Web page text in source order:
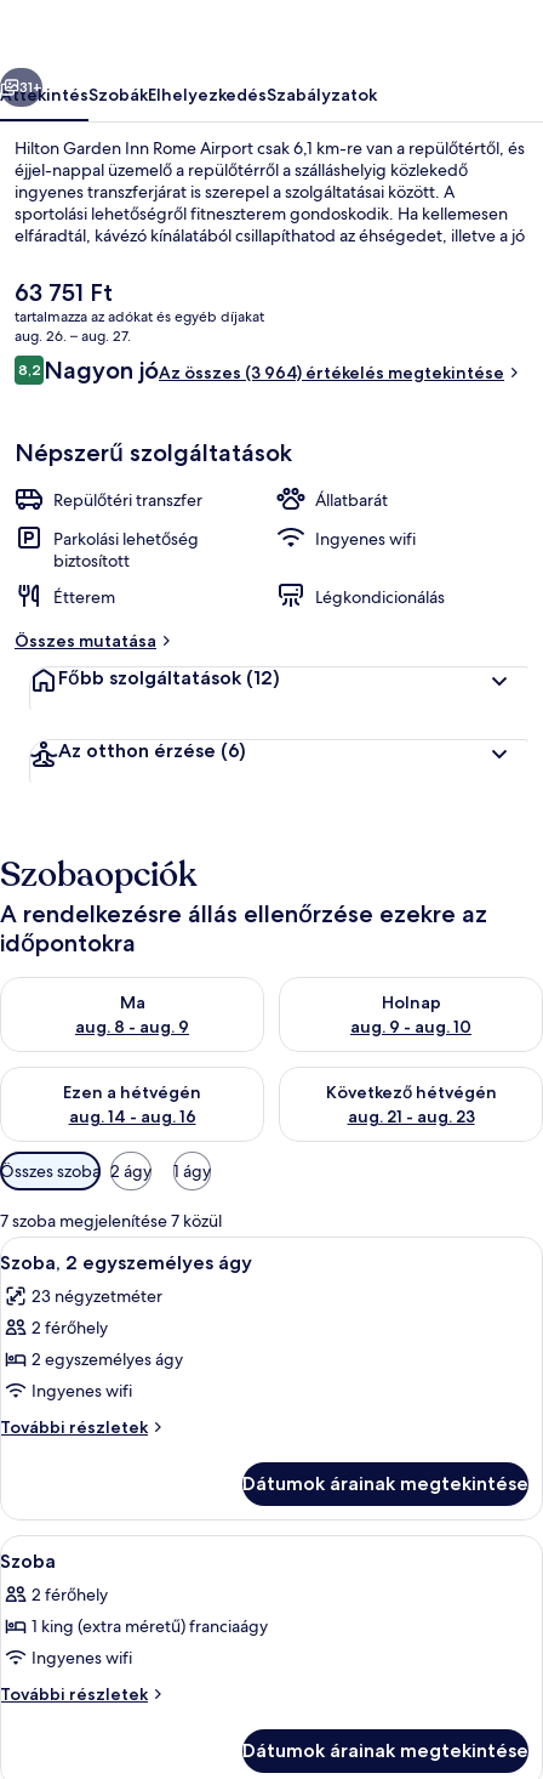
Következő
31+
ÁttekintésSzobákElhelyezkedésSzabályzatok
Hilton Garden Inn Rome Airport csak 6,1 km-re van a repülőtértől, és
éjjel-nappal üzemelő a repülőtérről a szálláshelyig közlekedő
ingyenes transzferjárat is szerepel a szolgáltatásai között. A
sportolási lehetőségről fitneszterem gondoskodik. Ha kellemesen
elfáradtál, kávézó kínálatából csillapíthatod az éhségedet, illetve a jó
bár/delikát és terasz jóvoltából még nívósabb. Más utazók
nagyszerű véleménnyel vannak a szálláshely következő jellemzőiről:
segítőkész személyzet és reggeli.
A
jelenlegi
ár
63 751 Ft
63 751 Ft
tartalmazza az adókat és egyéb díjakat
aug. 26. – aug. 27.
Értékelések
8,28,2 ennyiből: 10
Nagyon jóAz összes (3 964) értékelés megtekintése
Népszerű szolgáltatások
Repülőtéri transzfer
Állatbarát
Parkolási lehetőség
biztosított
Ingyenes wifi
Étterem
Légkondicionálás
Összes mutatása
Főbb szolgáltatások (12)
Az otthon érzése (6)
Szobaopciók
A rendelkezésre állás ellenőrzése ezekre az
időpontokra
Ma
aug. 8 - aug. 9
A ma esti rendelkezésre állás ellenőrzése: aug. 8 - aug. 9
Holnap
aug. 9 - aug. 10
A holnapi rendelkezésre állás
Ezen a hétvégén
aug. 14 - aug. 16
A mostani hétvégi rendelkezésre állás ellenőrzése: aug. 14 -
Következő hétvégén
aug. 21 - aug. 23
A következő hétvégi
Szobákhoz
rendelkezésre
álló
szűrők
Összes szoba 2 ágy 1 ágy
7 szoba megjelenítése 7 közül
A
következő
szoba
összes
képének
megtekintése:
Szoba,
2
ágy
Egy szállodai szoba két ággyal,
2
Szoba, 2 egyszemélyes ágy
23 négyzetméter
2 férőhely
2 egyszemélyes ágy
Ingyenes wifi
További részletek
Szoba,
további
részletei
Dátumok árainak megtekintése
A
következő
szoba
összes
képének
megtekintése:
Select Comfort-matrac, széf a
3
Szoba
2 férőhely
1 king (extra méretű) franciaágy
Ingyenes wifi
További részletek
Szoba
Dátumok árainak megtekintése